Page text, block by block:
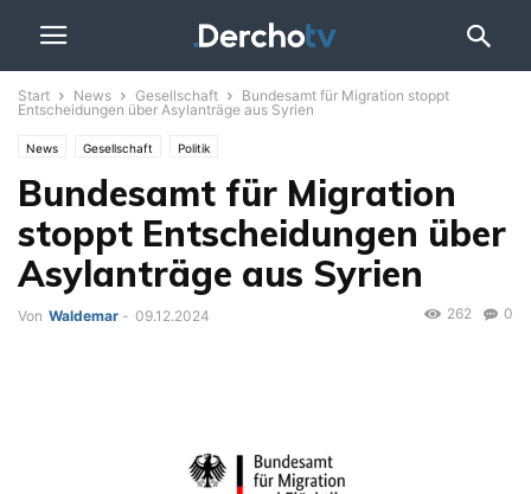
Start News Gesellschaft
Bundesamt für Migration stoppt
Entscheidungen über Asylanträge aus Syrien
News Gesellschaft Politik
Bundesamt für Migration
stoppt Entscheidungen über
Asylanträge aus Syrien
Von Waldemar - 09.12.2024 0
262